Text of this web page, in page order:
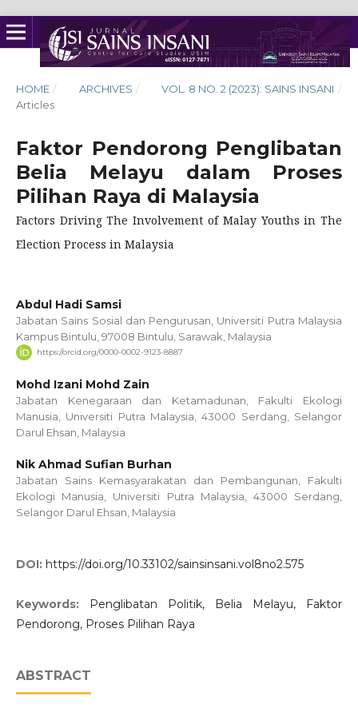
HOME / ARCHIVES / VOL. 8 NO. 2 (2023): SAINS INSANI /
Articles
Faktor Pendorong Penglibatan
Belia Melayu dalam Proses
Pilihan Raya di Malaysia
Factors Driving The Involvement of Malay Youths in The
Election Process in Malaysia
Abdul Hadi Samsi
Jabatan Sains Sosial dan Pengurusan, Universiti Putra Malaysia
Kampus Bintulu, 97008 Bintulu, Sarawak, Malaysia
https://orcid.org/0000-0002-9123-8887
Mohd Izani Mohd Zain
Jabatan Kenegaraan dan Ketamadunan, Fakulti Ekologi
Manusia, Universiti Putra Malaysia, 43000 Serdang, Selangor
Darul Ehsan, Malaysia
Nik Ahmad Sufian Burhan
Jabatan Sains Kemasyarakatan dan Pembangunan, Fakulti
Ekologi Manusia, Universiti Putra Malaysia, 43000 Serdang,
Selangor Darul Ehsan, Malaysia
DOI: https://doi.org/10.33102/sainsinsani.vol8no2.575
Keywords:
Penglibatan Politik, Belia Melayu, Faktor
Pendorong, Proses Pilihan Raya
ABSTRACT